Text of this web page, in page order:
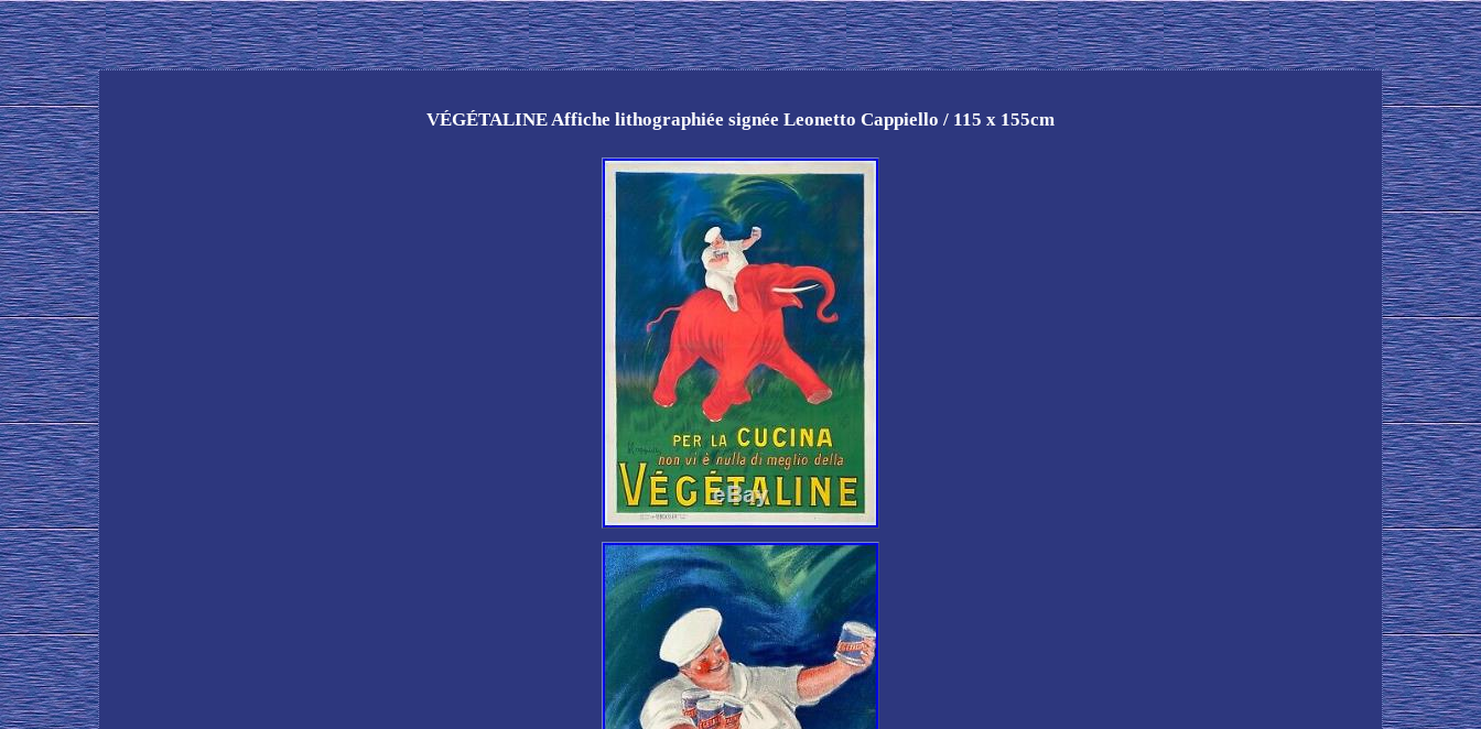
VÉGÉTALINE Affiche lithographiée signée Leonetto Cappiello / 115 x 155cm